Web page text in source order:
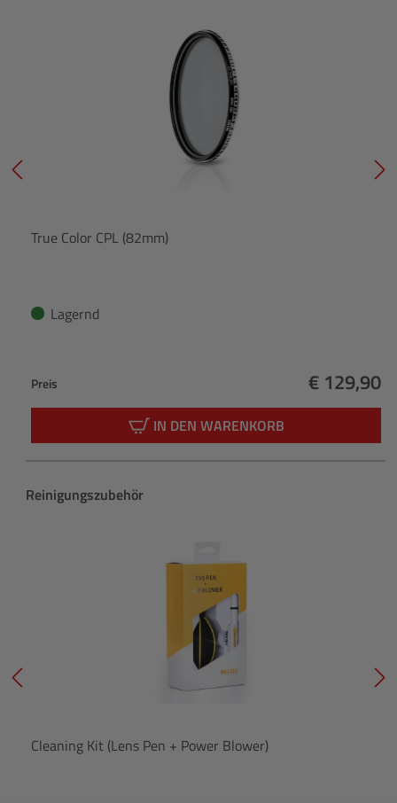
True Color CPL (82mm)
Lagernd
Preis
Regulärer
€ 129,90
IN DEN WARENKORB
Produktgalerie überspringen
Reinigungszubehör
Cleaning Kit (Lens Pen + Power Blower)